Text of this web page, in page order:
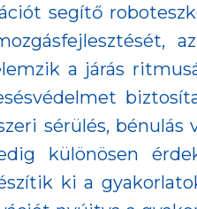
segítő
a járás
sérülés, bénulás
különösen
ki a